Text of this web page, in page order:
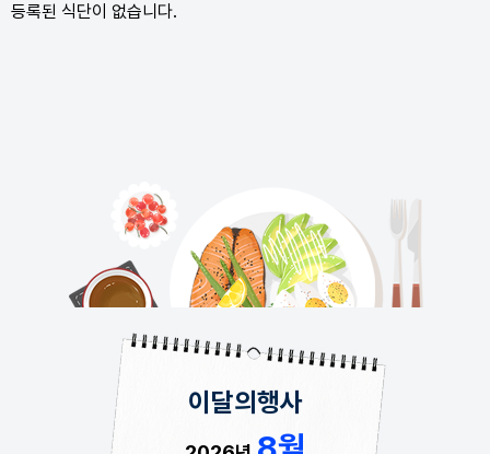
등록된 식단이 없습니다.
이달의행사